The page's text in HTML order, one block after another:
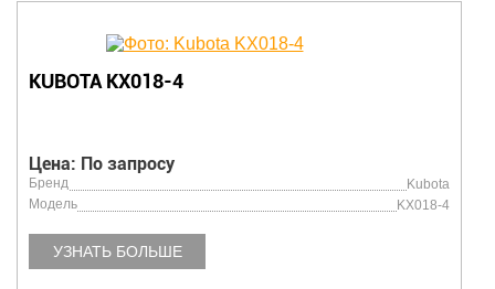
KUBOTA KX018-4
Цена: По запросу
Бренд
Kubota
Модель
KX018-4
УЗНАТЬ БОЛЬШЕ